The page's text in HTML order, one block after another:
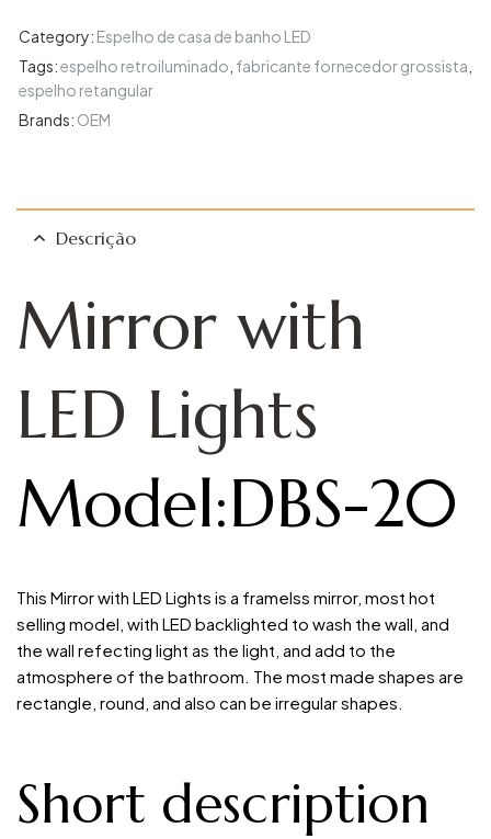
Category: Espelho de casa de banho LED
Tags:espelho retroiluminado fabricante fornecedor grossista
espelho retangular
Brands: OEM
Descrição
Mirror with
LED Lights​
Model:DBS-20
This Mirror with LED Lights is a framelss mirror, most hot
selling model, with LED backlighted to wash the wall, and
the wall refecting light as the light, and add to the
atmosphere of the bathroom. The most made shapes are
rectangle, round, and also can be irregular shapes.
Short description